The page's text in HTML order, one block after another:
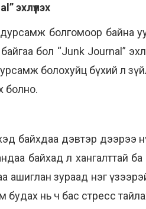
эхлүүлэх
болгомоор байна уу?
бол “Junk Journal”
болохуйц бүхий л
болно.
байхдаа дэвтэр дээрээ
байхад л хангалттай ба
ашиглан зураад нэг
будах нь ч бас стресс